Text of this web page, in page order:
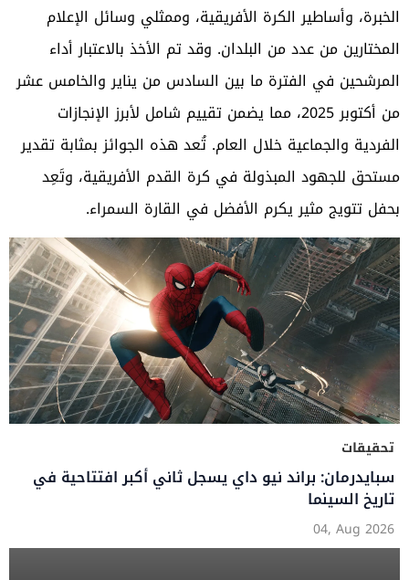
الخبرة، وأساطير الكرة الأفريقية، وممثلي وسائل الإعلام
المختارين من عدد من البلدان. وقد تم الأخذ بالاعتبار أداء
المرشحين في الفترة ما بين السادس من يناير والخامس عشر
من أكتوبر 2025، مما يضمن تقييم شامل لأبرز الإنجازات
الفردية والجماعية خلال العام. تُعد هذه الجوائز بمثابة تقدير
مستحق للجهود المبذولة في كرة القدم الأفريقية، وتَعِد
بحفل تتويج مثير يكرم الأفضل في القارة السمراء.
تحقيقات
سبايدرمان: براند نيو داي يسجل ثاني أكبر افتتاحية في
تاريخ السينما
04, Aug 2026